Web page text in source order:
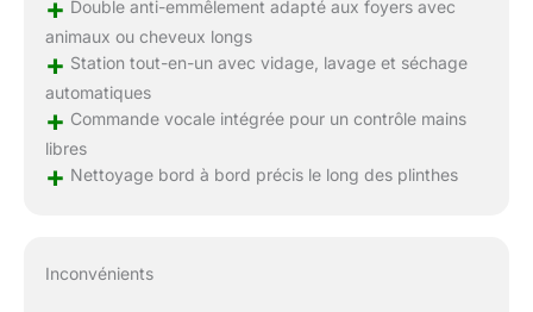
+ Double anti-emmêlement adapté aux foyers avec
animaux ou cheveux longs
+ Station tout-en-un avec vidage, lavage et séchage
automatiques
+ Commande vocale intégrée pour un contrôle mains
libres
+ Nettoyage bord à bord précis le long des plinthes
Inconvénients